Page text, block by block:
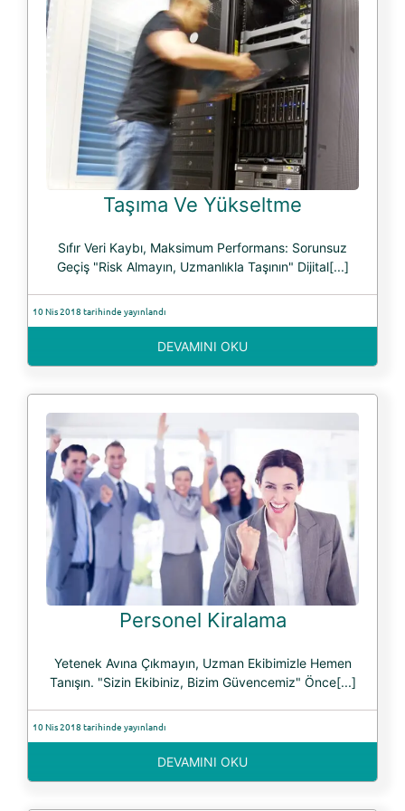
Taşıma Ve Yükseltme
Sıfır Veri Kaybı, Maksimum Performans: Sorunsuz
Geçiş "Risk Almayın, Uzmanlıkla Taşının" Dijital[...]
10 Nis 2018 tarihinde yayınlandı
DEVAMINI OKU
Personel Kiralama
Yetenek Avına Çıkmayın, Uzman Ekibimizle Hemen
Tanışın. "Sizin Ekibiniz, Bizim Güvencemiz" Önce[...]
10 Nis 2018 tarihinde yayınlandı
DEVAMINI OKU